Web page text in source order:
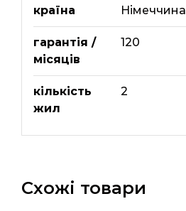
країна Німеччина
гарантія /
місяців
120
кількість
жил
2
Схожі товари